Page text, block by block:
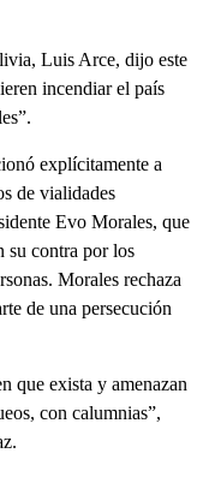
Luis Arce, dijo este
incendiar el país
explícitamente a
de vialidades
Evo Morales, que
su contra por los
Morales rechaza
de una persecución
que exista y amenazan
con calumnias”,